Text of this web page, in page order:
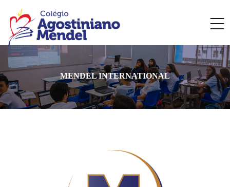
MENDEL INTERNATIONAL